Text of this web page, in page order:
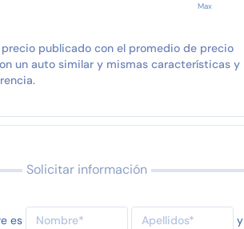
Max
precio publicado con el promedio de precio
un auto similar y mismas características y
Solicitar información
es y